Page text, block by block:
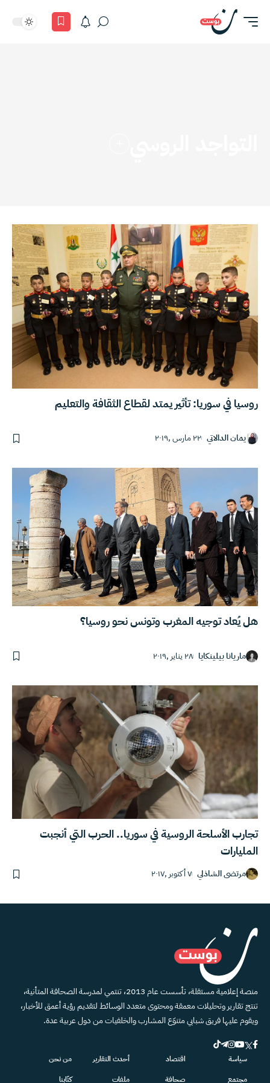
روسيا في سوريا: تأثير يمتد لقطاع الثقافة والتعليم
يمان الدالاتي ٢٢ مارس ,٢٠١٩
هل يُعاد توجيه المغرب وتونس نحو روسيا؟
ماريانا بيلينكايا ٢٨ يناير ,٢٠١٩
تجارب الأسلحة الروسية في سوريا.. الحرب التي أنجبت
المليارات
مرتضى الشاذلي ٧ أكتوبر ,٢٠١٧
منصة إعلامية مستقلة، تأسست عام 2013، تنتمي لمدرسة الصحافة المتأنية،
تنتج تقارير وتحليلات معمقة ومحتوى متعدد الوسائط لتقديم رؤية أعمق للأخبار،
ويقوم عليها فريق شبابي متنوّع المشارب والخلفيات من دول عربية عدة.
سياسة
مجتمع
اقتصاد
صحافة
أحدث التقارير
ملفات
من نحن
كتّابنا